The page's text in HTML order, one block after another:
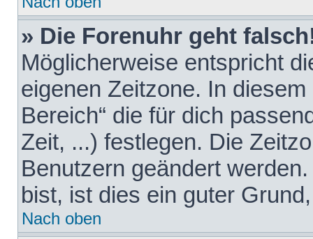
» Die Forenuhr geht
Möglicherweise entspricht
eigenen Zeitzone. In
Bereich“ die für dich
Zeit, ...) festlegen. Die
Benutzern geändert
bist, ist dies ein guter
Nach oben